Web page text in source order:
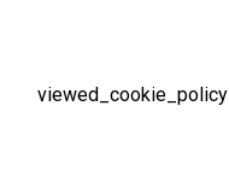
viewed_cookie_policy